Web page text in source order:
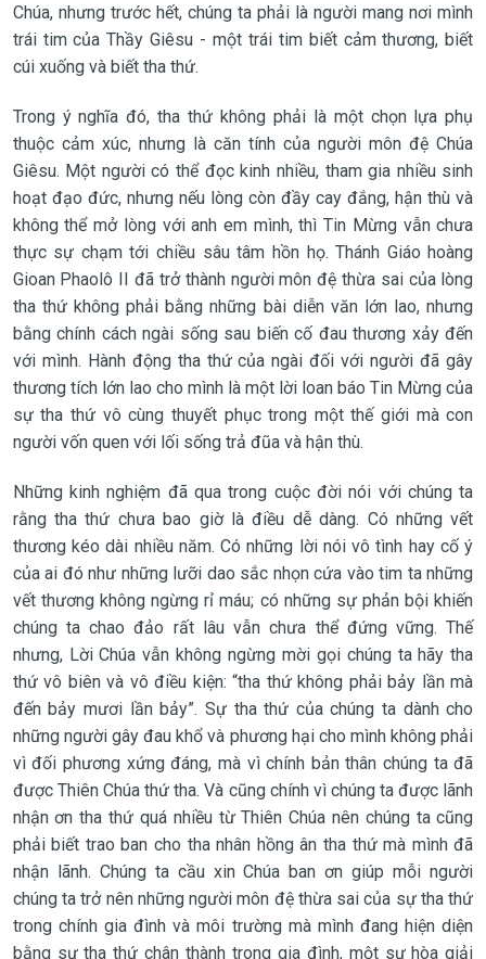
Chúa, nhưng trước hết, chúng ta phải là người mang nơi mình
trái tim của Thầy Giêsu - một trái tim biết cảm thương, biết
cúi xuống và biết tha thứ.
Trong ý nghĩa đó, tha thứ không phải là một chọn lựa phụ
thuộc cảm xúc, nhưng là căn tính của người môn đệ Chúa
Giêsu. Một người có thể đọc kinh nhiều, tham gia nhiều sinh
hoạt đạo đức, nhưng nếu lòng còn đầy cay đắng, hận thù và
không thể mở lòng với anh em mình, thì Tin Mừng vẫn chưa
thực sự chạm tới chiều sâu tâm hồn họ. Thánh Giáo hoàng
Gioan Phaolô II đã trở thành người môn đệ thừa sai của lòng
tha thứ không phải bằng những bài diễn văn lớn lao, nhưng
bằng chính cách ngài sống sau biến cố đau thương xảy đến
với mình. Hành động tha thứ của ngài đối với người đã gây
thương tích lớn lao cho mình là một lời loan báo Tin Mừng của
sự tha thứ vô cùng thuyết phục trong một thế giới mà con
người vốn quen với lối sống trả đũa và hận thù.
Những kinh nghiệm đã qua trong cuộc đời nói với chúng ta
rằng tha thứ chưa bao giờ là điều dễ dàng. Có những vết
thương kéo dài nhiều năm. Có những lời nói vô tình hay cố ý
của ai đó như những lưỡi dao sắc nhọn cứa vào tim ta những
vết thương không ngừng rỉ máu; có những sự phản bội khiến
chúng ta chao đảo rất lâu vẫn chưa thể đứng vững. Thế
nhưng, Lời Chúa vẫn không ngừng mời gọi chúng ta hãy tha
thứ vô biên và vô điều kiện: “tha thứ không phải bảy lần mà
đến bảy mươi lần bảy”. Sự tha thứ của chúng ta dành cho
những người gây đau khổ và phương hại cho mình không phải
vì đối phương xứng đáng, mà vì chính bản thân chúng ta đã
được Thiên Chúa thứ tha. Và cũng chính vì chúng ta được lãnh
nhận ơn tha thứ quá nhiều từ Thiên Chúa nên chúng ta cũng
phải biết trao ban cho tha nhân hồng ân tha thứ mà mình đã
nhận lãnh. Chúng ta cầu xin Chúa ban ơn giúp mỗi người
chúng ta trở nên những người môn đệ thừa sai của sự tha thứ
trong chính gia đình và môi trường mà mình đang hiện diện
bằng sự tha thứ chân thành trong gia đình, một sự hòa giải